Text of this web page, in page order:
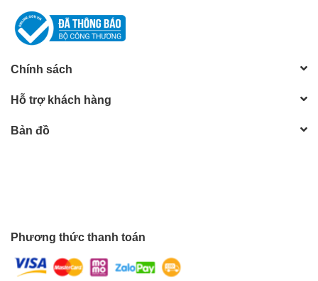
Chính sách
Hỗ trợ khách hàng
Bản đồ
Phương thức thanh toán